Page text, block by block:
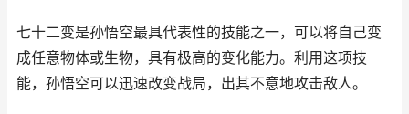
七十二变是孙悟空最具代表性的技能之一，可以将自己变
成任意物体或生物，具有极高的变化能力。利用这项技
能，孙悟空可以迅速改变战局，出其不意地攻击敌人。